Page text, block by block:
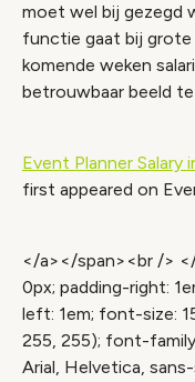
moet wel bij gezegd
functie gaat bij grote
komende weken
betrouwbaar beeld te
Event Planner Salary
first appeared on
</a></span><br />
0px; padding-right:
left: 1em; font-size:
255, 255); font-
Arial, Helvetica,